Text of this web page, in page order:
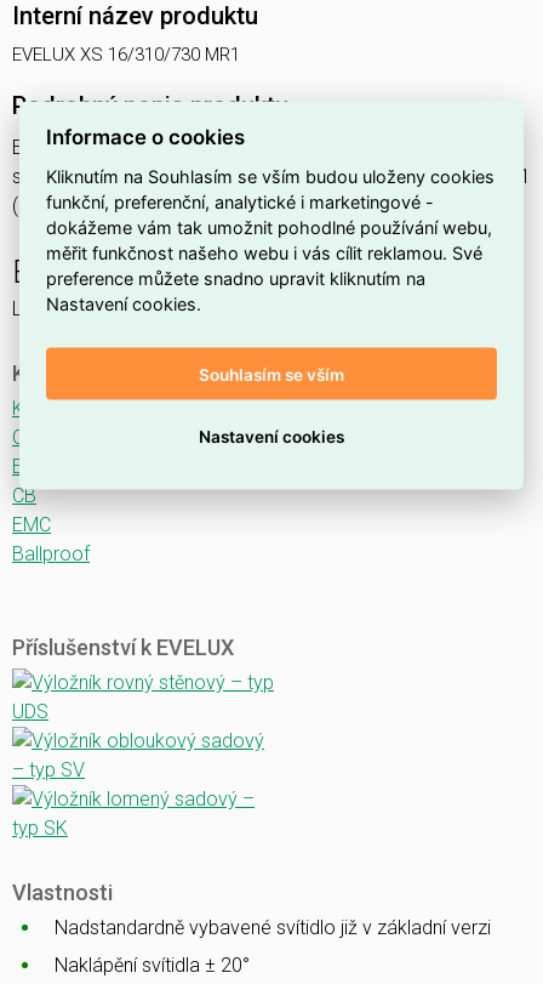
Interní název produktu
EVELUX XS 16/310/730 MR1
Podrobný popis produktu
EVELUX XS 16/310/730 MR1 18W IP66
svítidlo pouliční s modulem LED, spektrum 730A3, optika MR1
(Main Road TYPE II ME3A)
EVELUX
LED svítidlo pro osvětlení komunikací.
Ke stažení
Katalogový list
CE
ENEC
CB
EMC
Ballproof
Příslušenství k EVELUX
Vlastnosti
Nadstandardně vybavené svítidlo již v základní verzi
Naklápění svítidla ± 20°
Informace o cookies
Kliknutím na Souhlasím se vším budou uloženy cookies
funkční, preferenční, analytické i marketingové -
dokážeme vám tak umožnit pohodlné používání webu,
měřit funkčnost našeho webu i vás cílit reklamou. Své
preference můžete snadno upravit kliknutím na
Nastavení cookies.
Souhlasím se vším
Nastavení cookies